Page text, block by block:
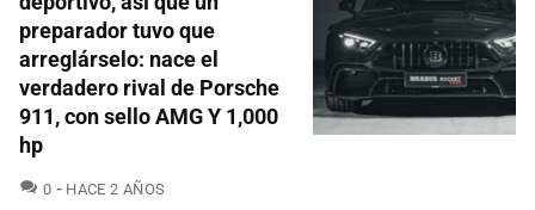
preparador tuvo que
arreglárselo: nace el
verdadero rival de Porsche
911, con sello AMG Y 1,000
hp
0 COMENTARIOS
HACE 2 AÑOS